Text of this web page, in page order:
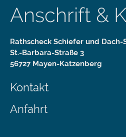
Anschrift &
Rathscheck Schiefer und Dach-
St.-Barbara-Straße 3
56727 Mayen-Katzenberg
Kontakt
Anfahrt